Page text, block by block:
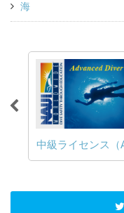
海
中級ライセンス（